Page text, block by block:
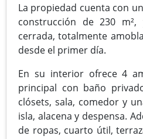
La propiedad cuenta con
construcción de 230
cerrada, totalmente
desde el primer día.
En su interior ofrece 4
principal con baño
clósets, sala, comedor y
isla, alacena y despensa.
de ropas, cuarto útil,